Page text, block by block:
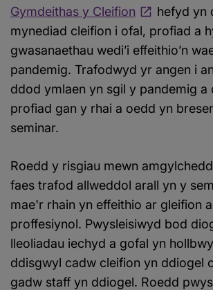
Gymdeithas y Cleifion
hefyd yn
mynediad cleifion i ofal, profiad a
gwasanaethau wedi’i effeithio’n
pandemig. Trafodwyd yr angen i
ddod ymlaen yn sgil y pandemig a
profiad gan y rhai a oedd yn
seminar.
Roedd y risgiau mewn
faes trafod allweddol arall yn y
mae'r rhain yn effeithio ar gleifion
proffesiynol. Pwysleisiwyd bod
lleoliadau iechyd a gofal yn
ddisgwyl cadw cleifion yn ddiogel
gadw staff yn ddiogel. Roedd